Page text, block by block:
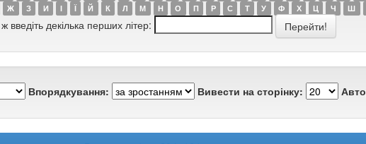
Ж З И І Ї Й К Л М Н О П Р С Т У Ф Х Ц Ч Ш
введіть декілька перших літер:
Впорядкування: Вивести на сторінку: